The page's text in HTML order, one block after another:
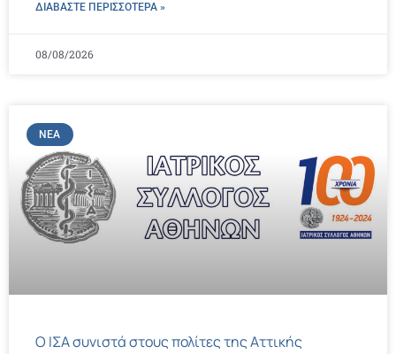
ΔΙΑΒΑΣΤΕ ΠΕΡΙΣΣΌΤΕΡΑ »
08/08/2026
ΝΈΑ
Ο ΙΣΑ συνιστά στους πολίτες της Αττικής